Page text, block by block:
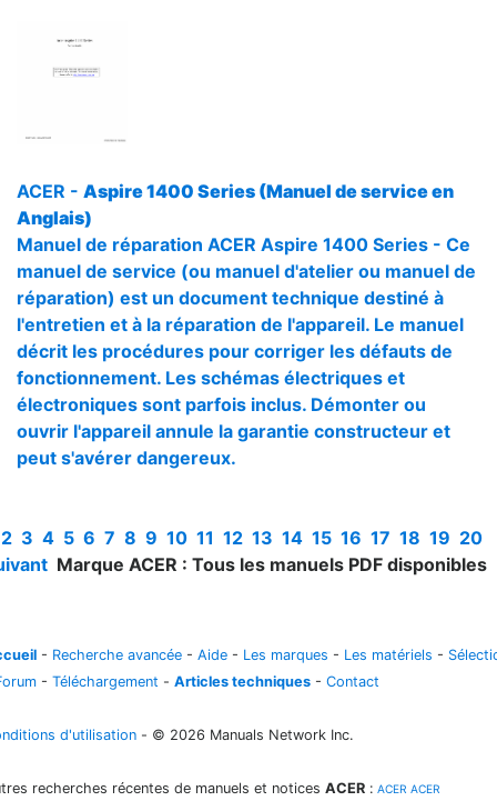
ACER - Aspire 1400 Series (Manuel de service en
Anglais)
Manuel de réparation ACER Aspire 1400 Series - Ce
manuel de service (ou manuel d'atelier ou manuel de
réparation) est un document technique destiné à
l'entretien et à la réparation de l'appareil. Le manuel
décrit les procédures pour corriger les défauts de
fonctionnement. Les schémas électriques et
électroniques sont parfois inclus. Démonter ou
ouvrir l'appareil annule la garantie constructeur et
peut s'avérer dangereux.
2 3 4 5 6 7 8 9 10 11 12 13 14 15 16 17 18 19 20
Marque ACER : Tous les manuels PDF disponibles
- Recherche avancée - Aide - Les marques - Les matériels -
- Téléchargement - Articles techniques - Contact
d'utilisation - © 2026 Manuals Network Inc.
recherches récentes de manuels et notices ACER : ACER ACER